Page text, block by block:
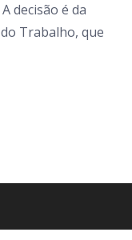
decisão é da
Trabalho, que